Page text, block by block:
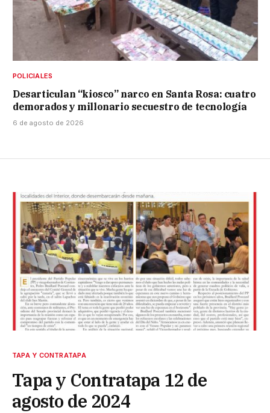
POLICIALES
Desarticulan “kiosco” narco en Santa Rosa: cuatro
demorados y millonario secuestro de tecnología
6 de agosto de 2026
TAPA Y CONTRATAPA
Tapa y Contratapa 12 de
agosto de 2024